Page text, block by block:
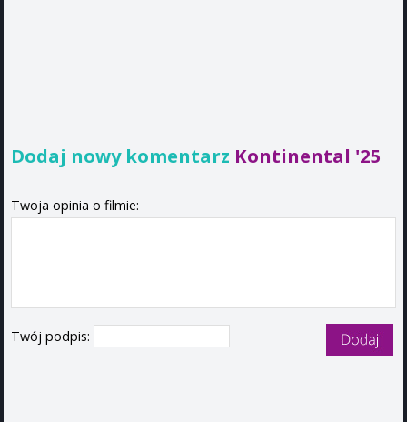
Dodaj nowy komentarz Kontinental '25
Twoja opinia o filmie:
Twój podpis: